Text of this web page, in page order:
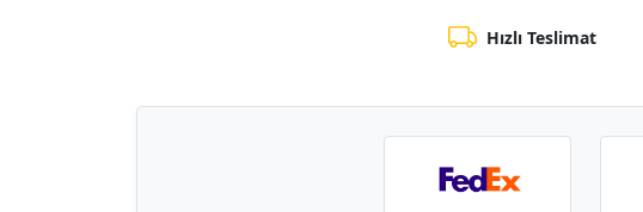
Hızlı Teslimat